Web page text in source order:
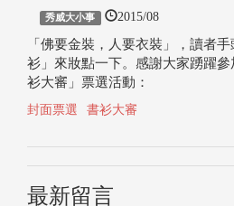
秀威大小事 2015/08
「佛要金裝，人要衣裝」，讀者
衫」來妝點一下。感謝大家踴躍
衫大審」票選活動：
封面票選 書衫大審
最新留言